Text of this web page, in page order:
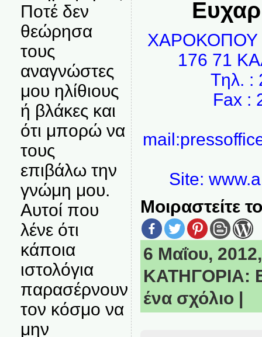
Ποτέ δεν
θεώρησα
τους
αναγνώστες
μου ηλίθιους
ή βλάκες και
ότι μπορώ να
τους
επιβάλω την
γνώμη μου.
Αυτοί που
λένε ότι
κάποια
ιστολόγια
παρασέρνουν
τον κόσμο να
μην
ΧΑΡΟΚΟΠΟΥ
176 71
Tηλ. :
Fax :
Site:
Μοιραστείτε
6 Μαΐου,
ΚΑΤΗΓΟΡΙΑ:
ένα σχόλιο